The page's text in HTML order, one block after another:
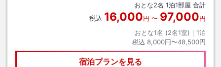
おとな2名 1泊1部屋 合計
税込 16,000円 〜 97,000円
おとな1名 (2名1室)｜ 1泊
税込 8,000円〜48,500円
宿泊プランを見る